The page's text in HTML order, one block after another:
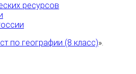
ресурсов
по географии (8 класс)».